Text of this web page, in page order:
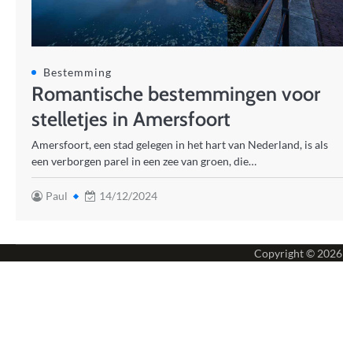
Bestemming
Romantische bestemmingen voor
stelletjes in Amersfoort
Amersfoort, een stad gelegen in het hart van Nederland, is als
een verborgen parel in een zee van groen, die…
Paul 14/12/2024
Copyright © 2026